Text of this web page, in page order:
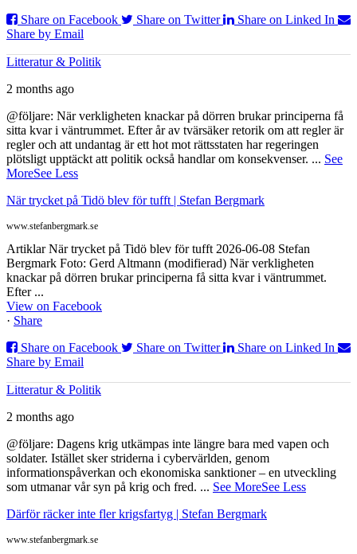
Share on Facebook
Share on Twitter
Share on Linked In
Share by Email
Litteratur & Politik
2 months ago
@följare: När verkligheten knackar på dörren brukar principerna få
sitta kvar i väntrummet. Efter år av tvärsäker retorik om att regler är
regler och att undantag är ett hot mot rättsstaten har regeringen
plötsligt upptäckt att politik också handlar om konsekvenser. ... See
MoreSee Less
När trycket på Tidö blev för tufft | Stefan Bergmark
www.stefanbergmark.se
Artiklar När trycket på Tidö blev för tufft 2026-06-08 Stefan
Bergmark Foto: Gerd Altmann (modifierad) När verkligheten
knackar på dörren brukar principerna få sitta kvar i väntrummet.
Efter ...
View on Facebook
· Share
Share on Facebook
Share on Twitter
Share on Linked In
Share by Email
Litteratur & Politik
2 months ago
@följare: Dagens krig utkämpas inte längre bara med vapen och
soldater. Istället sker striderna i cybervärlden, genom
informationspåverkan och ekonomiska sanktioner – en utveckling
som utmanar vår syn på krig och fred. ... See MoreSee Less
Därför räcker inte fler krigsfartyg | Stefan Bergmark
www.stefanbergmark.se